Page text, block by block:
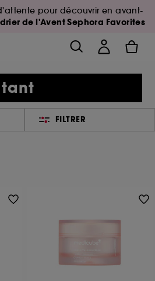
pour découvrir en avant-
de l'Avent Sephora Favorites
FILTRER